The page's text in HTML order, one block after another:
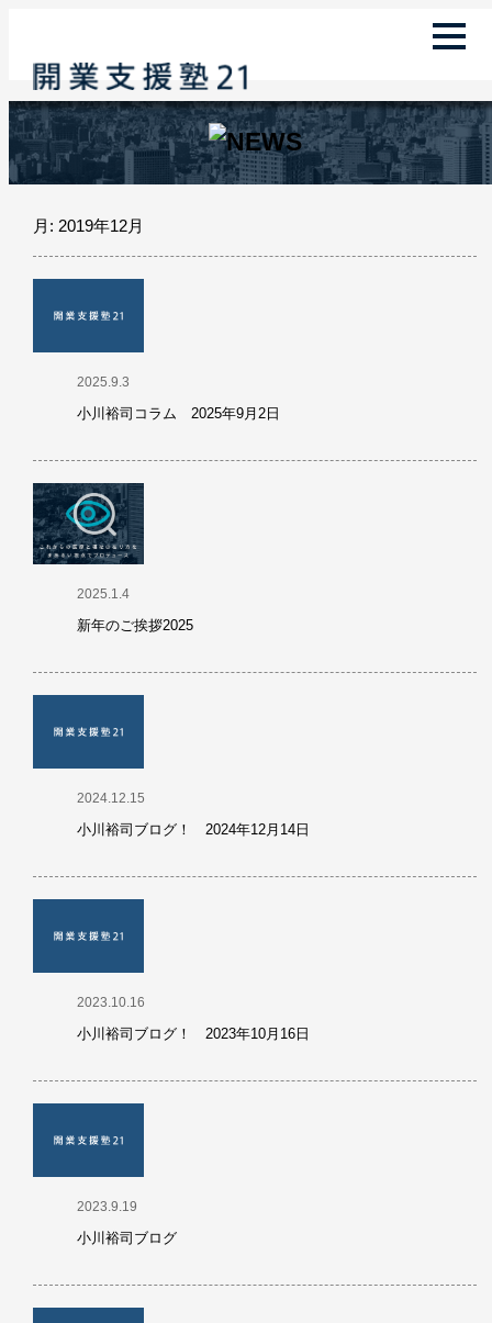
月: 2019年12月
2025.9.3
小川裕司コラム 2025年9月2日
2025.1.4
新年のご挨拶2025
2024.12.15
小川裕司ブログ！ 2024年12月14日
2023.10.16
小川裕司ブログ！ 2023年10月16日
2023.9.19
小川裕司ブログ